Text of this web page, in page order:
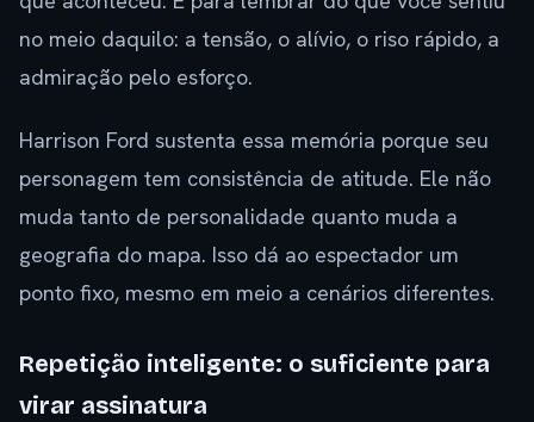
no meio daquilo: a tensão, o alívio, o riso rápido, a
admiração pelo esforço.
Harrison Ford sustenta essa memória porque seu
personagem tem consistência de atitude. Ele não
muda tanto de personalidade quanto muda a
geografia do mapa. Isso dá ao espectador um
ponto fixo, mesmo em meio a cenários diferentes.
Repetição inteligente: o suficiente para
virar assinatura